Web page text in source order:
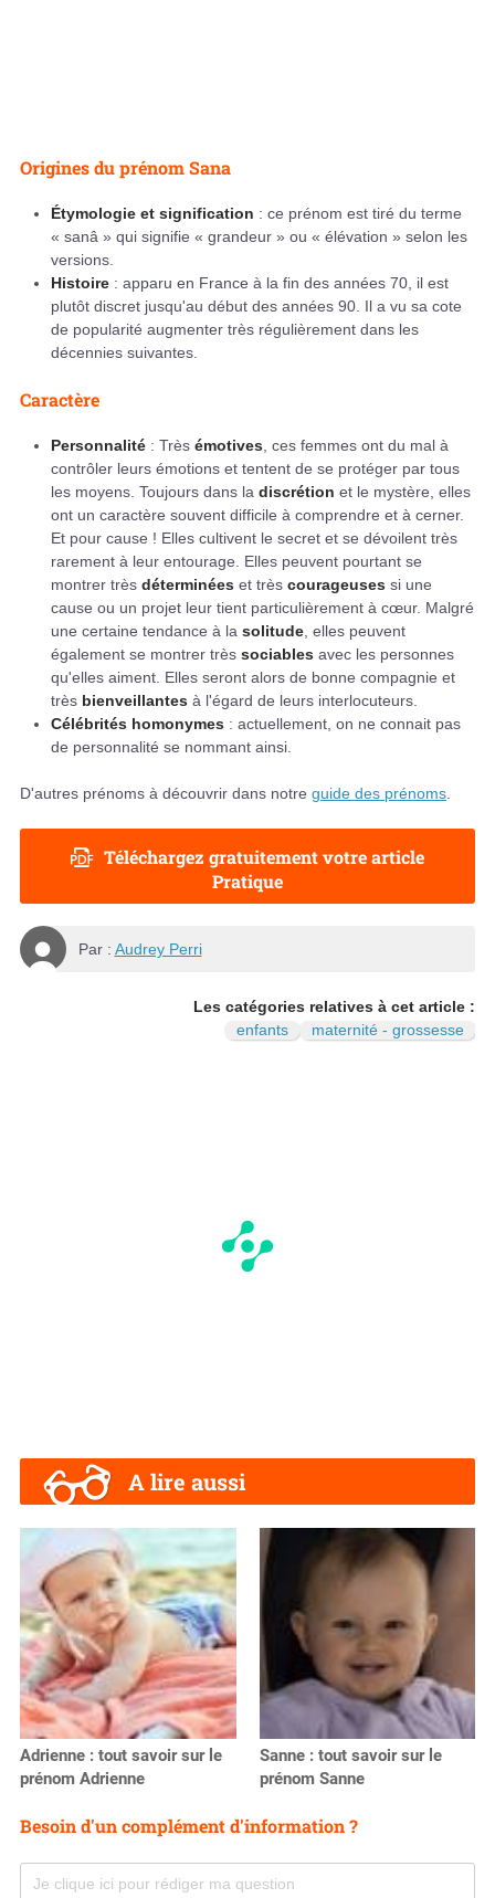
Origines du prénom Sana
Étymologie et signification : ce prénom est tiré du terme
« sanâ » qui signifie « grandeur » ou « élévation » selon les
versions.
Histoire : apparu en France à la fin des années 70, il est
plutôt discret jusqu'au début des années 90. Il a vu sa cote
de popularité augmenter très régulièrement dans les
décennies suivantes.
Caractère
Personnalité : Très émotives , ces femmes ont du mal à
contrôler leurs émotions et tentent de se protéger par tous
les moyens. Toujours dans la discrétion et le mystère, elles
ont un caractère souvent difficile à comprendre et à cerner.
Et pour cause ! Elles cultivent le secret et se dévoilent très
rarement à leur entourage. Elles peuvent pourtant se
montrer très déterminées et très courageuses si une
cause ou un projet leur tient particulièrement à cœur. Malgré
une certaine tendance à la solitude , elles peuvent
également se montrer très sociables avec les personnes
qu'elles aiment. Elles seront alors de bonne compagnie et
très bienveillantes à l'égard de leurs interlocuteurs.
Célébrités homonymes : actuellement, on ne connait pas
de personnalité se nommant ainsi.
D'autres prénoms à découvrir dans notre guide des prénoms
Téléchargez gratuitement votre article
Pratique
Par : Audrey Perri
Les catégories relatives à cet article :
enfants
maternité - grossesse
A lire aussi
Adrienne : tout savoir sur le
prénom Adrienne
Sanne : tout savoir sur le
prénom Sanne
Besoin d'un complément d'information ?